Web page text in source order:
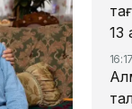
13